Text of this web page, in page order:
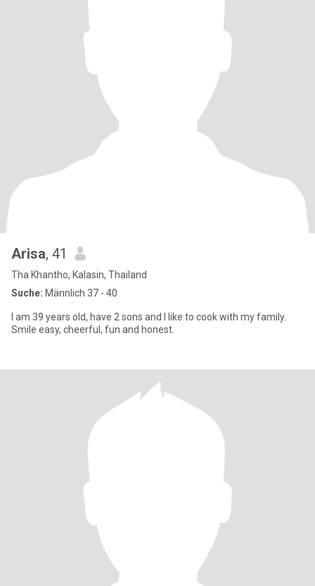
Arisa, 41
Tha Khantho, Kalasin, Thailand
Suche: Männlich 37 - 40
I am 39 years old, have 2 sons and I like to cook with my family.
Smile easy, cheerful, fun and honest.